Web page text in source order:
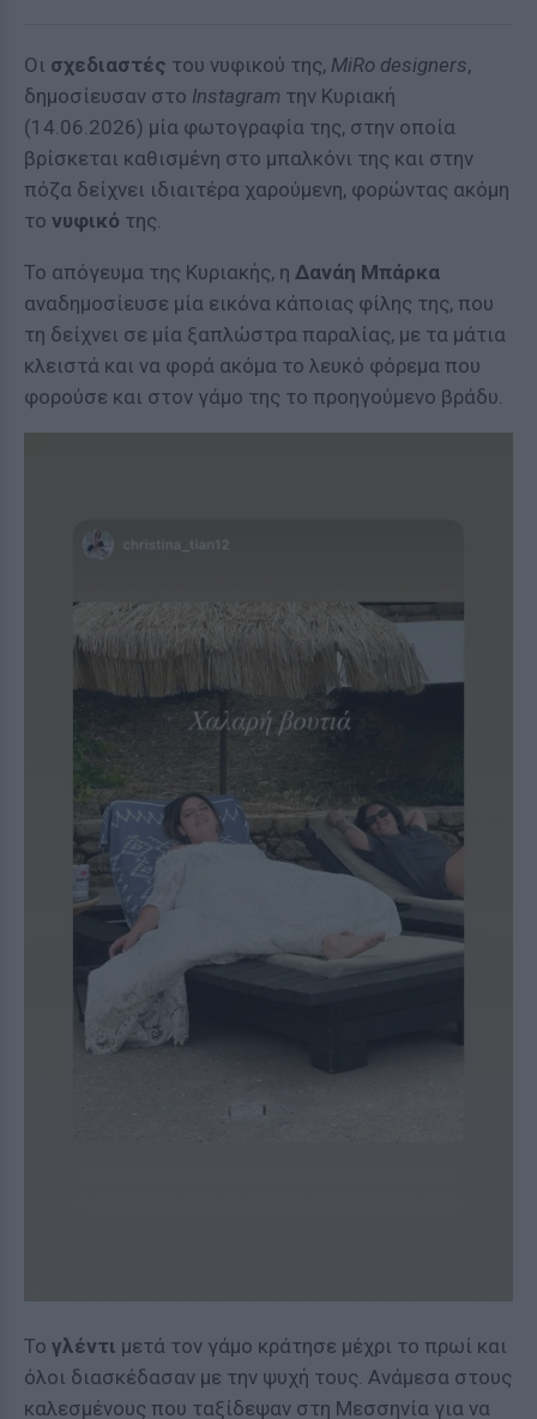
Οι σχεδιαστές του νυφικού της, MiRo designers,
δημοσίευσαν στο Instagram την Κυριακή
(14.06.2026) μία φωτογραφία της, στην οποία
βρίσκεται καθισμένη στο μπαλκόνι της και στην
πόζα δείχνει ιδιαιτέρα χαρούμενη, φορώντας ακόμη
το νυφικό της.
Το απόγευμα της Κυριακής, η Δανάη Μπάρκα
αναδημοσίευσε μία εικόνα κάποιας φίλης της, που
τη δείχνει σε μία ξαπλώστρα παραλίας, με τα μάτια
κλειστά και να φορά ακόμα το λευκό φόρεμα που
φορούσε και στον γάμο της το προηγούμενο βράδυ.
Το γλέντι μετά τον γάμο κράτησε μέχρι το πρωί και
όλοι διασκέδασαν με την ψυχή τους. Ανάμεσα στους
καλεσμένους που ταξίδεψαν στη Μεσσηνία για να